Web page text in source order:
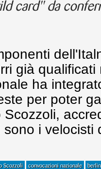
card" da
già
ha
per poter
i velocisti
Scozzoli convocazioni nazionale